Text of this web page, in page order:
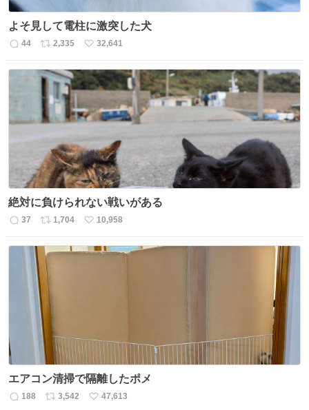
よそ見して電柱に激突した犬
返
数
44
リ
ス
ト
数
2,335
い
ね
数
32,641
絶対に負けられない戦いがある
返
37
リ
ス
ト
数
1,704
い
ね
10,958
エアコン清掃で隔離したポメ
返
188
リ
3,542
い
47,613